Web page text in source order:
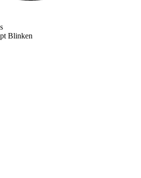
Blinken